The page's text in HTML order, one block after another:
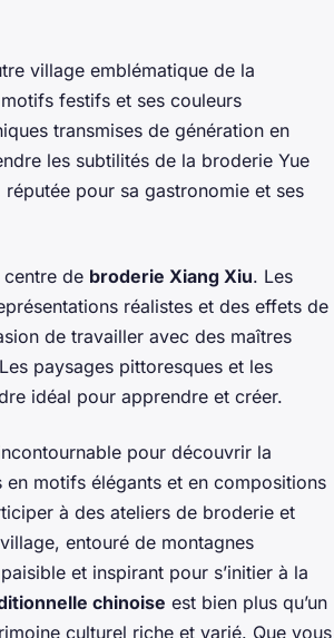
village emblématique de la
festifs et ses couleurs
transmises de génération en
les subtilités de la broderie Yue
pour sa gastronomie et ses
de broderie Xiang Xiu. Les
réalistes et des effets de
de travailler avec des maîtres
paysages pittoresques et les
idéal pour apprendre et créer.
pour découvrir la
motifs élégants et en compositions
à des ateliers de broderie et
entouré de montagnes
et inspirant pour s’initier à la
chinoise est bien plus qu’un
culturel riche et varié. Que vous